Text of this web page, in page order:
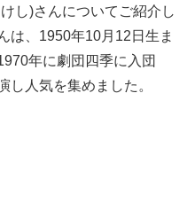
し)さんについてご紹介し
は、1950年10月12日生ま
年に劇団四季に入団
し人気を集めました 。